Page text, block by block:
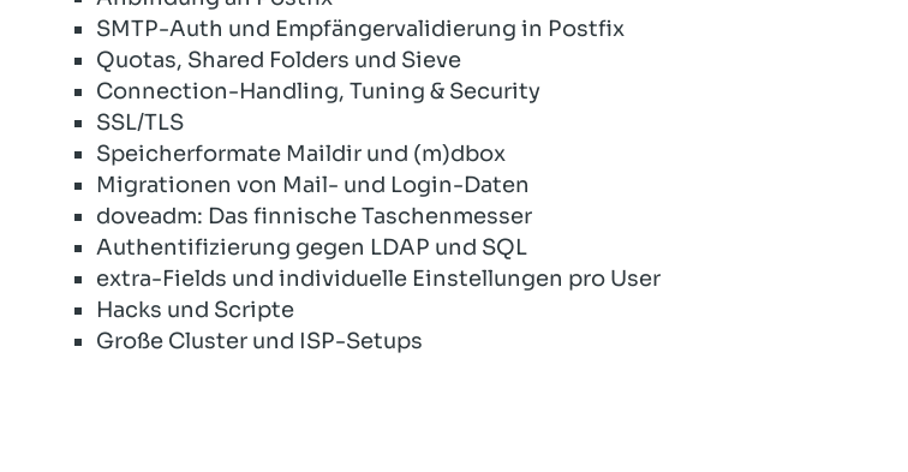
SMTP-Auth und Empfängervalidierung in Postfix
Quotas, Shared Folders und Sieve
Connection-Handling, Tuning & Security
SSL/TLS
Speicherformate Maildir und (m)dbox
Migrationen von Mail- und Login-Daten
doveadm: Das finnische Taschenmesser
Authentifizierung gegen LDAP und SQL
extra-Fields und individuelle Einstellungen pro User
Hacks und Scripte
Große Cluster und ISP-Setups